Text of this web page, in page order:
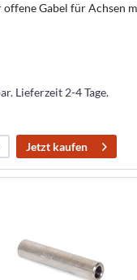
offene Gabel für Achsen
Lieferzeit 2-4 Tage.
Jetzt kaufen